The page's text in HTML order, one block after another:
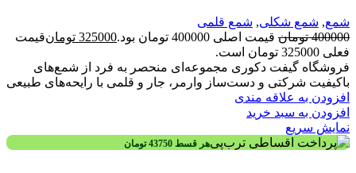
شمع, شمع شکلی, شمع قلمی
400000 تومان قیمت اصلی 400000 تومان بود. 325000 تومانقیمت
فعلی 325000 تومان است.
فروشگاه گیفت دکوری مجموعه‌ای منحصر به فرد از شمع‌های
باکیفیت شرکتی و دست‌ساز وارمر، جار و قلمی با رایحه‌های طبیعی
افزودن به علاقه مندی
افزودن به سبد خرید
نمایش سریع
هر قسط 43750 تومان